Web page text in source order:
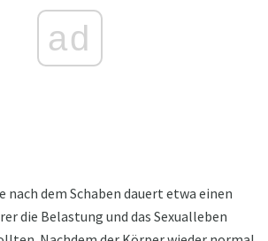
ad
nach dem Schaben dauert etwa einen
die Belastung und das Sexualleben